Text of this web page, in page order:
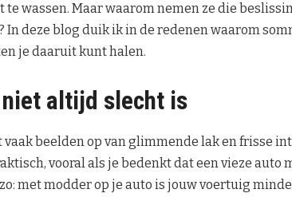
wassen. Maar waarom nemen ze die
In deze blog duik ik in de redenen waarom
je daaruit kunt halen.
niet altijd slecht is
vaak beelden op van glimmende lak en frisse
vooral als je bedenkt dat een vieze auto
met modder op je auto is jouw voertuig